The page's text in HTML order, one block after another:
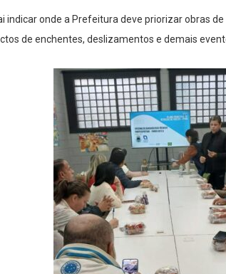
indicar onde a Prefeitura deve priorizar obras
de enchentes, deslizamentos e demais